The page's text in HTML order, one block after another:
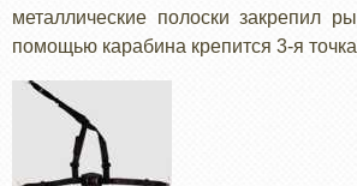
металлические полоски закрепил
помощью карабина крепится 3-я